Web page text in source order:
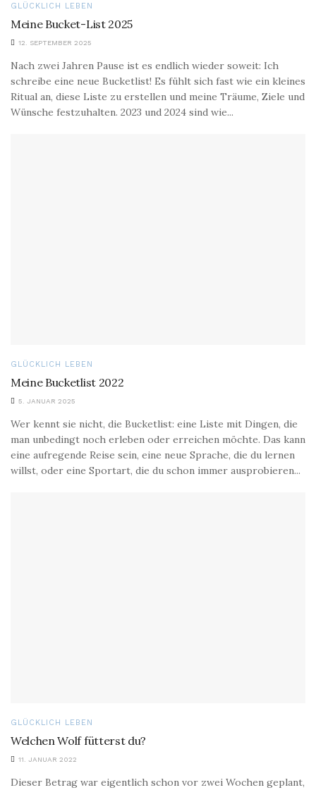
GLÜCKLICH LEBEN
Meine Bucket-List 2025
12. SEPTEMBER 2025
Nach zwei Jahren Pause ist es endlich wieder soweit: Ich
schreibe eine neue Bucketlist! Es fühlt sich fast wie ein kleines
Ritual an, diese Liste zu erstellen und meine Träume, Ziele und
Wünsche festzuhalten. 2023 und 2024 sind wie...
GLÜCKLICH LEBEN
Meine Bucketlist 2022
5. JANUAR 2025
Wer kennt sie nicht, die Bucketlist: eine Liste mit Dingen, die
man unbedingt noch erleben oder erreichen möchte. Das kann
eine aufregende Reise sein, eine neue Sprache, die du lernen
willst, oder eine Sportart, die du schon immer ausprobieren...
GLÜCKLICH LEBEN
Welchen Wolf fütterst du?
11. JANUAR 2022
Dieser Betrag war eigentlich schon vor zwei Wochen geplant,